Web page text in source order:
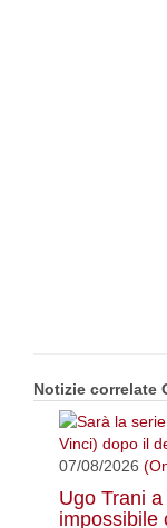
Notizie correlate
07/08/2026
Ugo Trani
impossibile